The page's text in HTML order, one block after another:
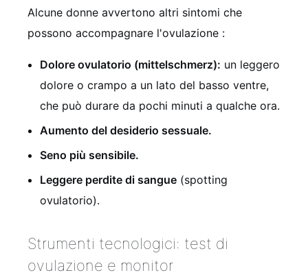
Alcune donne avvertono altri sintomi che
possono accompagnare l'ovulazione :
Dolore ovulatorio (mittelschmerz): un leggero
dolore o crampo a un lato del basso ventre,
che può durare da pochi minuti a qualche ora.
Aumento del desiderio sessuale.
Seno più sensibile.
Leggere perdite di sangue (spotting
ovulatorio).
Strumenti tecnologici: test di
ovulazione e monitor